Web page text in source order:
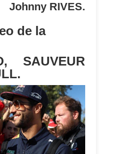
Johnny RIVES.
de la
SAUVEUR